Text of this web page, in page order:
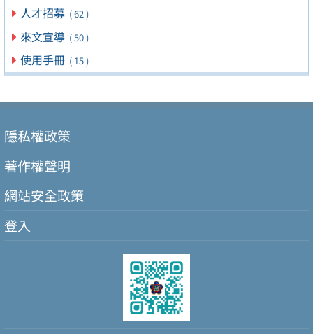
人才招募 ( 62 )
來文宣導 ( 50 )
使用手冊 ( 15 )
隱私權政策
著作權聲明
網站安全政策
登入